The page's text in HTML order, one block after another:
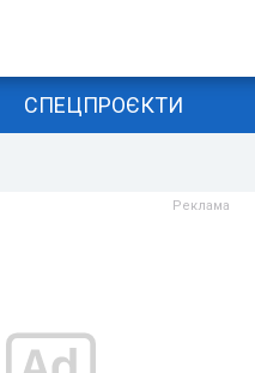
СПЕЦПРОЄКТИ